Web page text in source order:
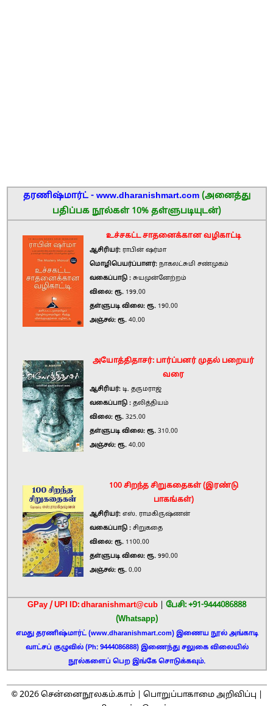
தரணிஷ்மார்ட் - www.dharanishmart.com (அனைத்து
பதிப்பக நூல்கள் 10% தள்ளுபடியுடன்)
உச்சகட்ட சாதனைக்கான வழிகாட்டி
ஆசிரியர்: ராபின் ஷர்மா
மொழிபெயர்ப்பாளர்: நாகலட்சுமி சண்முகம்
வகைப்பாடு : சுயமுன்னேற்றம்
விலை: ரூ. 199.00
தள்ளுபடி விலை: ரூ. 190.00
அஞ்சல்: ரூ. 40.00
அயோத்திதாசர்: பார்ப்பனர் முதல் பறையர்
வரை
ஆசிரியர்: டி. தருமராஜ்
வகைப்பாடு : தலித்தியம்
விலை: ரூ. 325.00
தள்ளுபடி விலை: ரூ. 310.00
அஞ்சல்: ரூ. 40.00
100 சிறந்த சிறுகதைகள் (இரண்டு
பாகங்கள்)
ஆசிரியர்: எஸ். ராமகிருஷ்ணன்
வகைப்பாடு : சிறுகதை
விலை: ரூ. 1100.00
தள்ளுபடி விலை: ரூ. 990.00
அஞ்சல்: ரூ. 0.00
GPay / UPI ID: dharanishmart@cub
பேசி: +91-9444086888
(Whatsapp)
எமது தரணிஷ்மார்ட் (www.dharanishmart.com) இணைய நூல் அங்காடி
வாட்சப் குழுவில் (Ph: 9444086888) இணைந்து சலுகை விலையில்
நூல்களைப் பெற இங்கே சொடுக்கவும்.
©2026சென்னைநூலகம்.காம் | பொறுப்பாகாமை அறிவிப்பு